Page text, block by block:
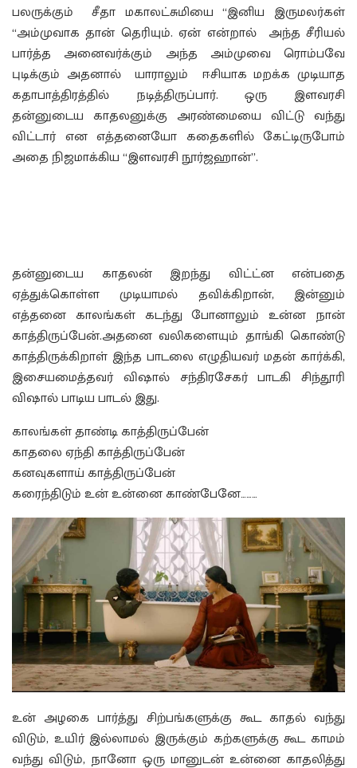
பலருக்கும் சீதா மகாலட்சுமியை “இனிய இருமலர்கள்
“அம்முவாக தான் தெரியும். ஏன் என்றால் அந்த சீரியல்
பார்த்த அனைவர்க்கும் அந்த அம்முவை ரொம்பவே
புடிக்கும் அதனால் யாராலும் ஈசியாக மறக்க முடியாத
கதாபாத்திரத்தில் நடித்திருப்பார். ஒரு இளவரசி
தன்னுடைய காதலனுக்கு அரண்மையை விட்டு வந்து
விட்டார் என எத்தனையோ கதைகளில் கேட்டிருபோம்
அதை நிஜமாக்கிய “இளவரசி நூர்ஜஹான்”.
தன்னுடைய காதலன் இறந்து விட்ட்ன என்பதை
ஏத்துக்கொள்ள முடியாமல் தவிக்கிறான், இன்னும்
எத்தனை காலங்கள் கடந்து போனாலும் உன்ன நான்
காத்திருப்பேன்.அதனை வலிகளையும் தாங்கி கொண்டு
காத்திருக்கிறாள் இந்த பாடலை எழுதியவர் மதன் கார்க்கி,
இசையமைத்தவர் விஷால் சந்திரசேகர் பாடகி சிந்தூரி
விஷால் பாடிய பாடல் இது.
காலங்கள் தாண்டி காத்திருப்பேன்
காதலை ஏந்தி காத்திருப்பேன்
கனவுகளாய் காத்திருப்பேன்
கரைந்திடும் உன் உன்னை காண்பேனே………
உன் அழகை பார்த்து சிற்பங்களுக்கு கூட காதல் வந்து
விடும், உயிர் இல்லாமல் இருக்கும் கற்களுக்கு கூட காமம்
வந்து விடும், நானோ ஒரு மானுடன் உன்னை காதலித்து